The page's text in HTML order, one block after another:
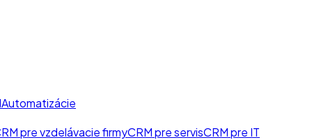
Automatizácie
pre vzdelávacie firmyCRM pre servisCRM pre IT